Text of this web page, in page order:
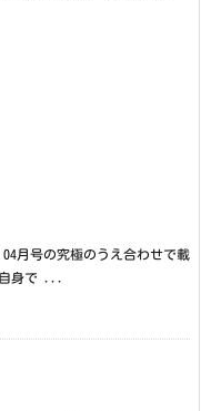
月号の究極のうえ合わせで載
身で ...